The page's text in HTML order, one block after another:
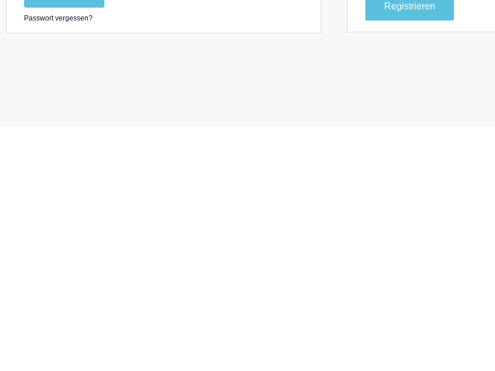
Passwort vergessen?
Registrieren